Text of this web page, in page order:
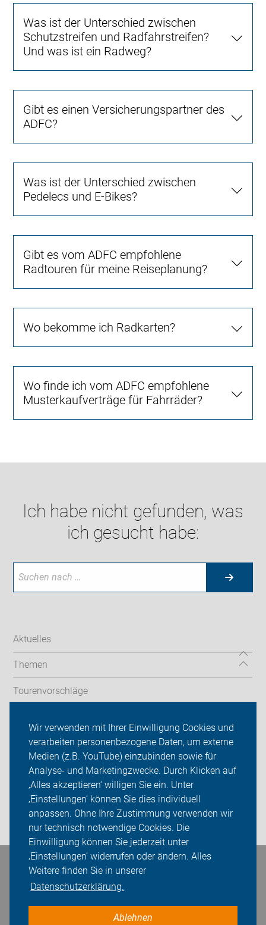
Wir verwenden mit Ihrer Einwilligung Cookies und
verarbeiten personenbezogene Daten, um externe
Medien (z.B. YouTube) einzubinden sowie für
Analyse- und Marketingzwecke. Durch Klicken auf
‚Alles akzeptieren‘ willigen Sie ein. Unter
‚Einstellungen‘ können Sie dies individuell
anpassen. Ohne Ihre Zustimmung verwenden wir
nur technisch notwendige Cookies. Die
Einwilligung können Sie jederzeit unter
‚Einstellungen‘ widerrufen oder ändern. Alles
Weitere finden Sie in unserer
Datenschutzerklärung.
Ablehnen
Was ist der Unterschied zwischen
Schutzstreifen und Radfahrstreifen?
Und was ist ein Radweg?
Gibt es einen Versicherungspartner des
ADFC?
Was ist der Unterschied zwischen
Pedelecs und E-Bikes?
Gibt es vom ADFC empfohlene
Radtouren für meine Reiseplanung?
Wo bekomme ich Radkarten?
Wo finde ich vom ADFC empfohlene
Musterkaufverträge für Fahrräder?
Ich habe nicht gefunden, was
ich gesucht habe:
Aktuelles
Themen
Tourenvorschläge
ADFC Donau-Ries
Sei dabei
Presse
Login
Bleiben Sie in Kontakt